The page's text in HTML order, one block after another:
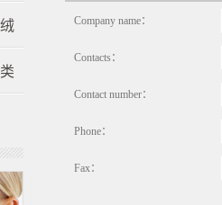
Company name：
Contacts：
Contact number：
Phone：
Fax：